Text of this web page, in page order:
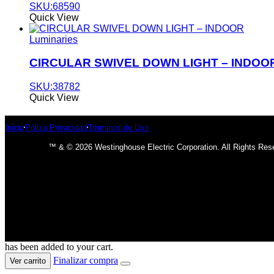
SKU:68590
Quick View
Luminaries
CIRCULAR SWIVEL DOWN LIGHT –
SKU:38782
Quick View
Inicio Póliza Privacidad Términos de Uso
™ & © 2026 Westinghouse Electric Corporation. All Rights
has been added to your cart.
Ver carrito Finalizar compra